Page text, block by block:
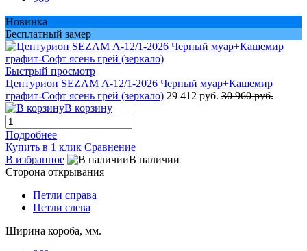
Новинка
Бесплатный замер
Быстрый просмотр
Центурион SEZAM А-12/1-2026 Черный муар+Кашемир
графит-Софт ясень грей (зеркало) 29 412 руб. 30 960 руб.
В корзину
Подробнее
Купить в 1 клик Сравнение
В избранное
В наличии
Сторона открывания
Петли справа
Петли слева
Ширина короба, мм.